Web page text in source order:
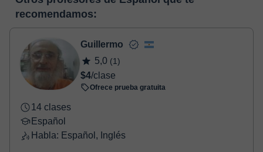
enlace puedes ver una demo del aula y conocerla:
virtual
horas, podrás realizar el pago mediante nuestro TPV virtual.
Tienes dos opciones para efectuar el pago:
- Tarjeta de crédito.
- Paypal.
Una vez realices el pago de la clase, recibirás un e-mail de
confirmación de la reserva.
recomendamos:
Guillermo
5,0 (1)
$4/clase
Ofrece prueba gratuita
14 clases
Español
Habla: Español, Inglés